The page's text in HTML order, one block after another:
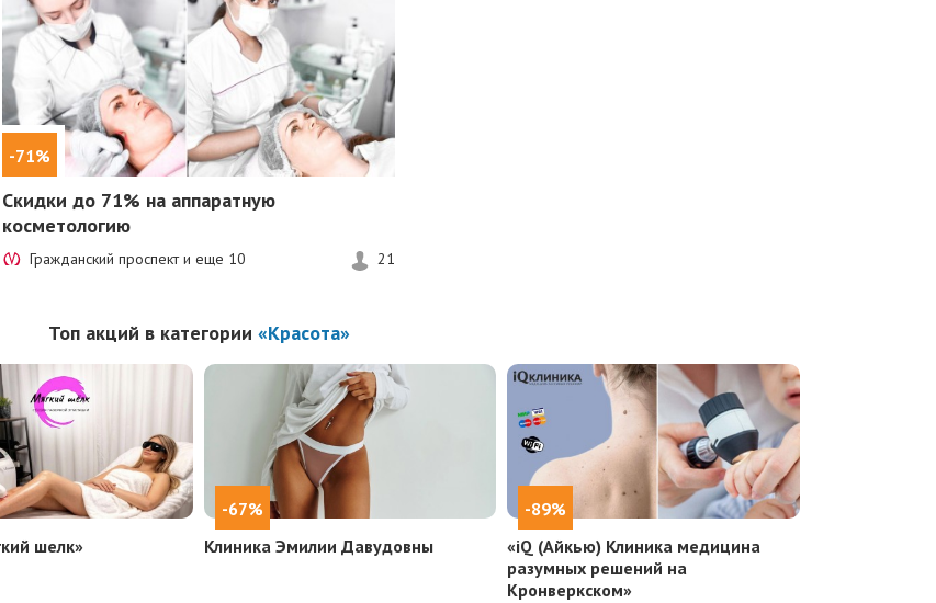
-71%
Скидки до 71% на аппаратную
косметологию
Гражданский проспект и еще 10 21
Топ акций в категории «Красота»
шелк»
-67%
Клиника Эмилии Давудовны
-89%
«iQ (Айкью) Клиника медицина
разумных решений на
Кронверкском»